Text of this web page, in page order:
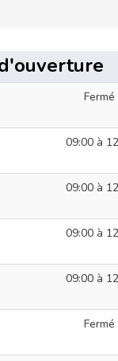
Fermé
09:00 à
09:00 à
09:00 à
09:00 à
Fermé